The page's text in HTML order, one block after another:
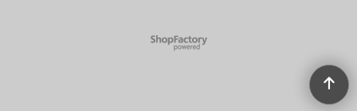
Webwinkel gemaakt met
ShopFactory webwinkel